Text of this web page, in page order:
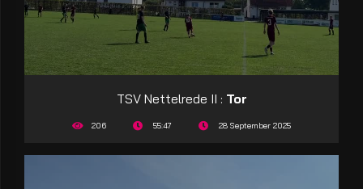
TSV Nettelrede II : Tor
206 55:47 28 September 2025